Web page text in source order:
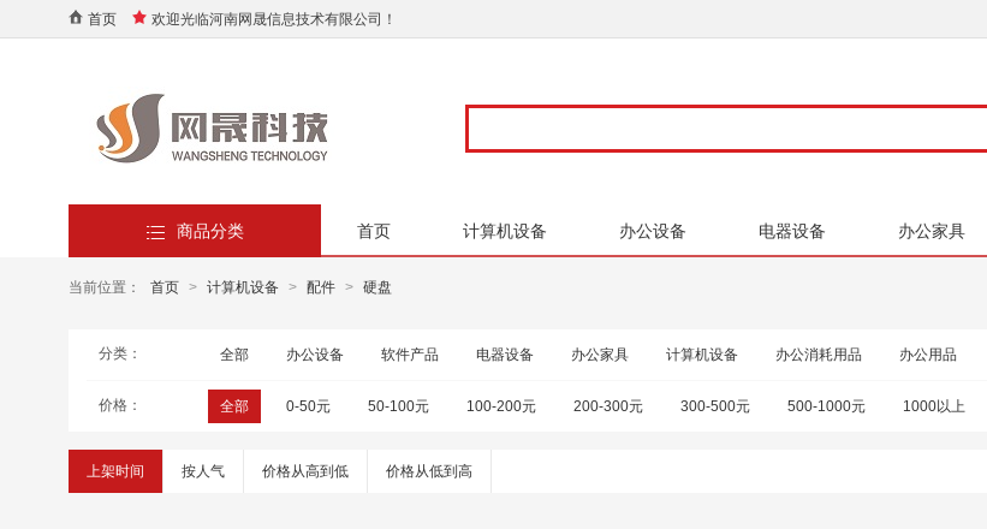
首页 欢迎光临河南网晟信息技术有限公司！
商品分类 首页 计算机设备 办公设备 电器设备 办公家具
当前位置： 首页 > 计算机设备 > 配件 > 硬盘
分类： 全部 办公设备 软件产品 电器设备 办公家具 计算机设备 办公消耗用品 办公用品
价格： 全部 0-50元 50-100元 100-200元 200-300元 300-500元 500-1000元 1000以上
上架时间 按人气 价格从高到低 价格从低到高